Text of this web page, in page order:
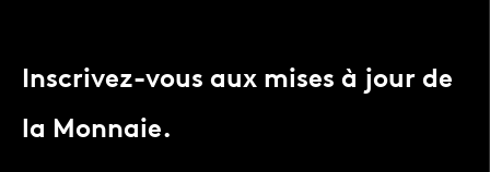
Inscrivez-vous aux mises à jour de
la Monnaie.